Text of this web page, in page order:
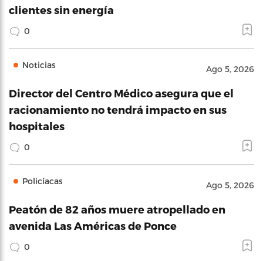
clientes sin energía
0
Noticias Ago 5, 2026
Director del Centro Médico asegura que el
racionamiento no tendrá impacto en sus
hospitales
0
Policíacas Ago 5, 2026
Peatón de 82 años muere atropellado en
avenida Las Américas de Ponce
0